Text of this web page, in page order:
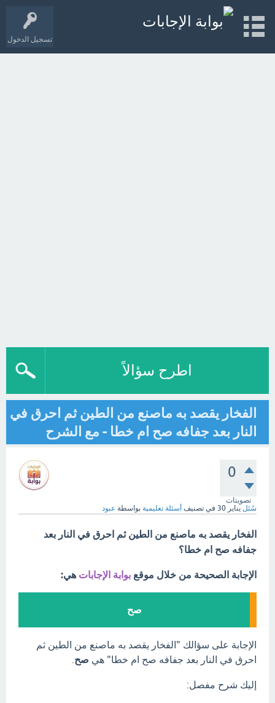
تسجيل الدخول
اطرح سؤالاً
الفخار يقصد به ماصنع من الطين ثم احرق في
النار بعد جفافه صح ام خطا - مع الشرح
0
تصويتات
سُئل يناير 30 في تصنيف أسئلة تعليمية بواسطة عبود
الفخار يقصد به ماصنع من الطين ثم احرق في النار بعد
جفافه صح ام خطا؟
الإجابة الصحيحة من خلال موقع بوابة الإجابات هي:
صح
الإجابة على سؤالك "الفخار يقصد به ماصنع من الطين ثم
احرق في النار بعد جفافه صح ام خطا" هي صح
إليك شرح مفصل: